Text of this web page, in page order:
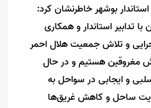
بوشهر خاطرنشان کرد:
تدابیر استاندار و همکاری
و تلاش جمعیت هلال احمر
مغروقین هستیم و در حال
و ایجابی در سواحل به
ساحل و کاهش غریق‌ها